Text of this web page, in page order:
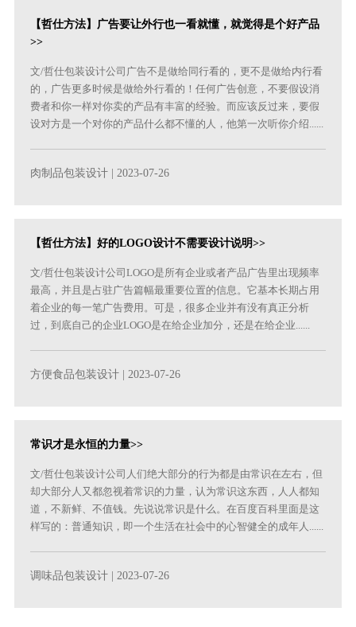
【哲仕方法】广告要让外行也一看就懂，就觉得是个好产品
>>
文/哲仕包装设计公司广告不是做给同行看的，更不是做给内行看
的，广告更多时候是做给外行看的！任何广告创意，不要假设消
费者和你一样对你卖的产品有丰富的经验。而应该反过来，要假
设对方是一个对你的产品什么都不懂的人，他第一次听你介绍......
肉制品包装设计 | 2023-07-26
【哲仕方法】好的LOGO设计不需要设计说明>>
文/哲仕包装设计公司LOGO是所有企业或者产品广告里出现频率
最高，并且是占驻广告篇幅最重要位置的信息。它基本长期占用
着企业的每一笔广告费用。可是，很多企业并有没有真正分析
过，到底自己的企业LOGO是在给企业加分，还是在给企业......
方便食品包装设计 | 2023-07-26
常识才是永恒的力量>>
文/哲仕包装设计公司人们绝大部分的行为都是由常识在左右，但
却大部分人又都忽视着常识的力量，认为常识这东西，人人都知
道，不新鲜、不值钱。先说说常识是什么。在百度百科里面是这
样写的：普通知识，即一个生活在社会中的心智健全的成年人......
调味品包装设计 | 2023-07-26